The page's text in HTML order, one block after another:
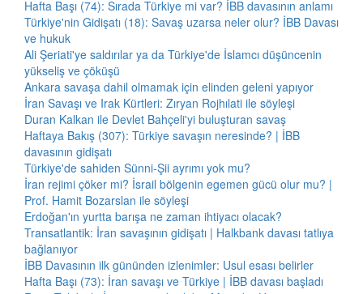
Hafta Başı (74): Sırada Türkiye mi var? İBB davasının anlamı
Türkiye'nin Gidişatı (18): Savaş uzarsa neler olur? İBB Davası
ve hukuk
Ali Şeriati'ye saldırılar ya da Türkiye'de İslamcı düşüncenin
yükseliş ve çöküşü
Ankara savaşa dahil olmamak için elinden geleni yapıyor
İran Savaşı ve Irak Kürtleri: Zıryan Rojhılati ile söyleşi
Duran Kalkan ile Devlet Bahçeli'yi buluşturan savaş
Haftaya Bakış (307): Türkiye savaşın neresinde? | İBB
davasının gidişatı
Türkiye'de sahiden Sünni-Şii ayrımı yok mu?
İran rejimi çöker mi? İsrail bölgenin egemen gücü olur mu? |
Prof. Hamit Bozarslan ile söyleşi
Erdoğan'ın yurtta barışa ne zaman ihtiyacı olacak?
Transatlantik: İran savaşının gidişatı | Halkbank davası tatlıya
bağlanıyor
İBB Davasının ilk gününden izlenimler: Usul esası belirler
Hafta Başı (73): İran savaşı ve Türkiye | İBB davası başladı